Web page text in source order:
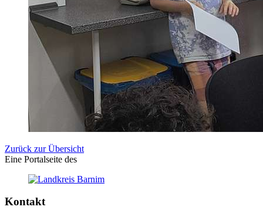
Zurück zur Übersicht
Eine Portalseite des
Kontakt